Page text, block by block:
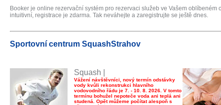
Booker je online rezervační systém pro rezervaci služeb ve Vašem oblíbeném
intuitivní, registrace je zdarma. Tak neváhejte a zaregistrujte se ještě dnes.
Sportovní centrum SquashStrahov
Squash |
Vážení návštěvníci, nový termín odstávky
vody kvůli rekonstrukci hlavního
vodovodního řádu je 7. - 10. 8. 2026. V tomto
termínu bohužel nepoteče voda ani teplá ani
studená. Opět můžeme počítat alespoň s